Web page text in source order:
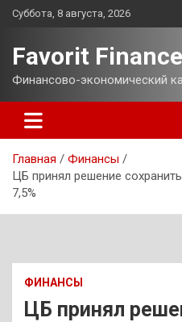
Перейти
Суббота, 8 августа, 2026
Favorit
Финансово-экономический
Главная
Финансы
ЦБ принял решение
7,5%
ФИНАНСЫ
ЦБ принял